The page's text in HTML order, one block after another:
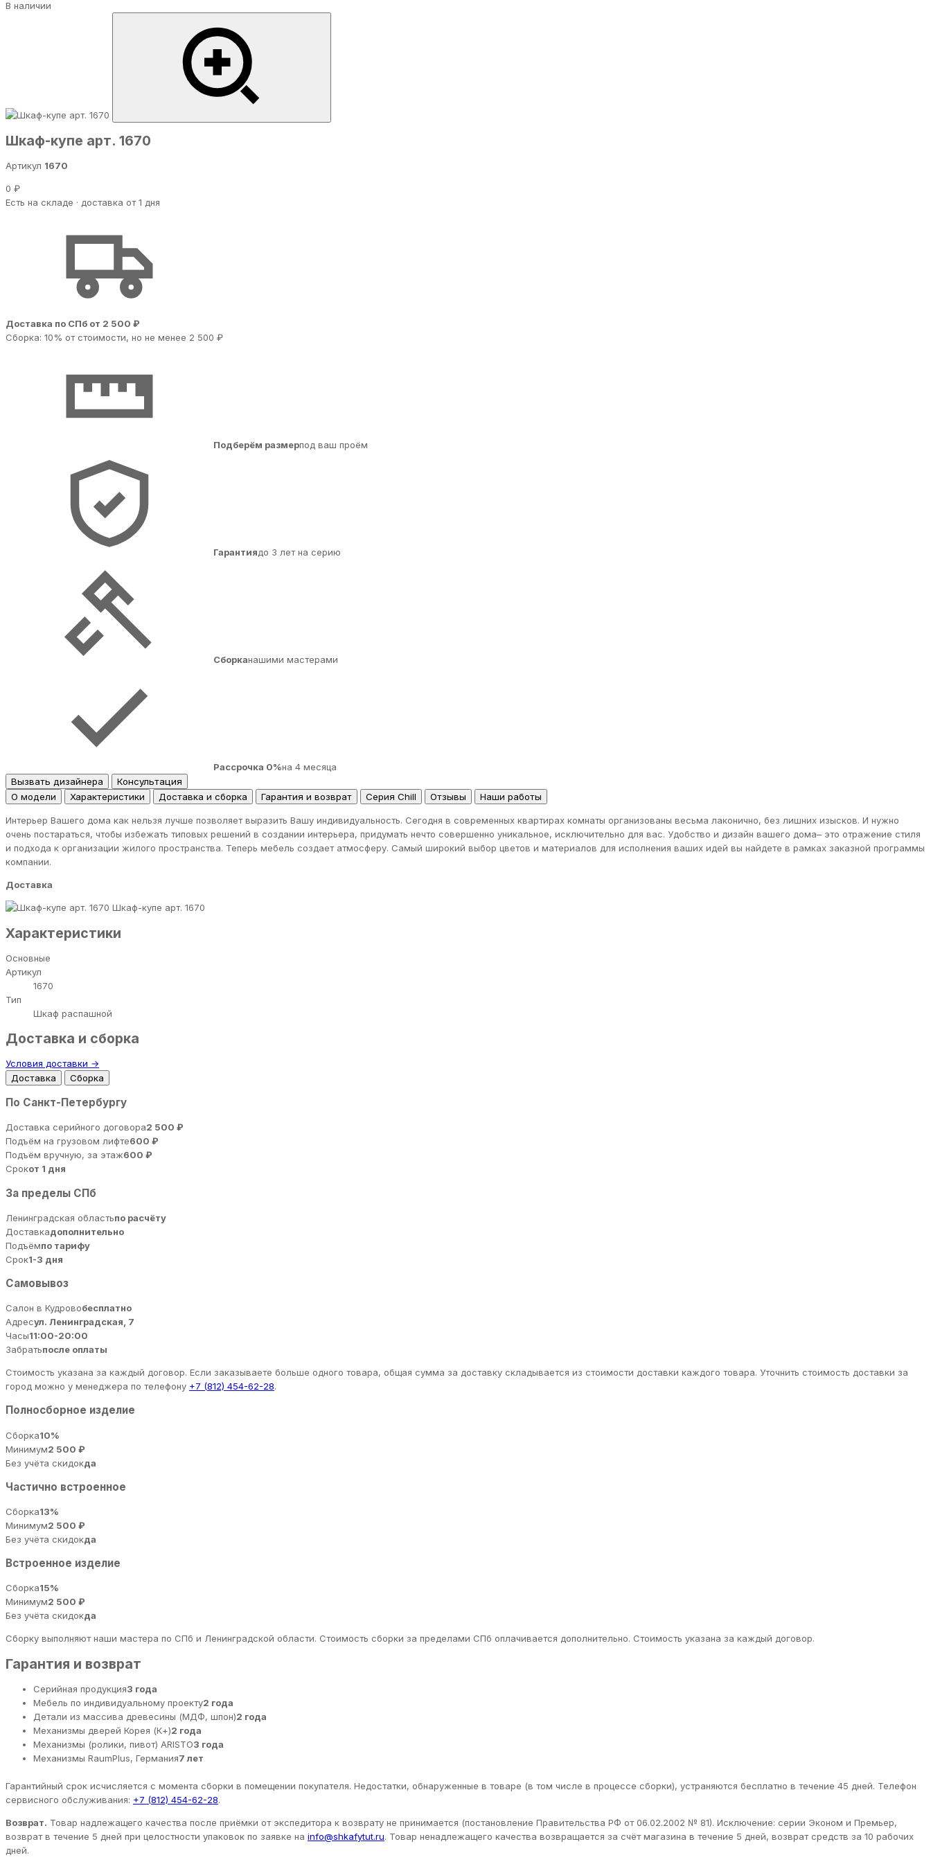
В наличии
Шкаф-купе арт. 1670
Артикул 1670
0 ₽
Есть на складе · доставка от 1 дня
Доставка по СПб от 2 500 ₽
Сборка: 10% от стоимости, но не менее 2 500 ₽
Подберём размерпод ваш проём
Гарантиядо 3 лет на серию
Сборканашими мастерами
Рассрочка 0%на 4 месяца
Вызвать дизайнера
Консультация
О модели
Характеристики Доставка и сборка Гарантия и возврат Серия Chill Отзывы Наши работы
Интерьер Вашего дома как нельзя лучше позволяет выразить Вашу индивидуальность. Сегодня в современных квартирах комнаты организованы весьма лаконично, без лишних изысков. И нужно
очень постараться, чтобы избежать типовых решений в создании интерьера, придумать нечто совершенно уникальное, исключительно для вас. Удобство и дизайн вашего дома– это отражение стиля
и подхода к организации жилого пространства. Теперь мебель создает атмосферу. Самый широкий выбор цветов и материалов для исполнения ваших идей вы найдете в рамках заказной программы
компании.
Доставка
Шкаф-купе арт. 1670
Характеристики
Основные
Артикул
1670
Тип
Шкаф распашной
Доставка и сборка
Условия доставки →
Доставка
Сборка
По Санкт-Петербургу
Доставка серийного договора2 500 ₽
Подъём на грузовом лифте600 ₽
Подъём вручную, за этаж600 ₽
Срокот 1 дня
За пределы СПб
Ленинградская областьпо расчёту
Доставкадополнительно
Подъёмпо тарифу
Срок1-3 дня
Самовывоз
Салон в Кудровобесплатно
Адресул. Ленинградская, 7
Часы11:00-20:00
Забратьпосле оплаты
Стоимость указана за каждый договор. Если заказываете больше одного товара, общая сумма за доставку складывается из стоимости доставки каждого товара. Уточнить стоимость доставки за
город можно у менеджера по телефону +7 (812) 454-62-28.
Полносборное изделие
Сборка10%
Минимум2 500 ₽
Без учёта скидокда
Частично встроенное
Сборка13%
Минимум2 500 ₽
Без учёта скидокда
Встроенное изделие
Сборка15%
Минимум2 500 ₽
Без учёта скидокда
Сборку выполняют наши мастера по СПб и Ленинградской области. Стоимость сборки за пределами СПб оплачивается дополнительно. Стоимость указана за каждый договор.
Гарантия и возврат
Серийная продукция3 года
Мебель по индивидуальному проекту2 года
Детали из массива древесины (МДФ, шпон)2 года
Механизмы дверей Корея (К+)2 года
Механизмы (ролики, пивот) ARISTO3 года
Механизмы RaumPlus, Германия7 лет
Гарантийный срок исчисляется с момента сборки в помещении покупателя. Недостатки, обнаруженные в товаре (в том числе в процессе сборки), устраняются бесплатно в течение 45 дней. Телефон
сервисного обслуживания: +7 (812) 454-62-28.
Возврат. Товар надлежащего качества после приёмки от экспедитора к возврату не принимается (постановление Правительства РФ от 06.02.2002 № 81). Исключение: серии Эконом и Премьер,
возврат в течение 5 дней при целостности упаковок по заявке на info@shkafytut.ru. Товар ненадлежащего качества возвращается за счёт магазина в течение 5 дней, возврат средств за 10 рабочих
дней.